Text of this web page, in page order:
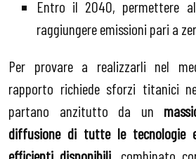
Entro il 2040, permettere
raggiungere emissioni pari a
Per provare a realizzarli nel
rapporto richiede sforzi titanici
partano anzitutto da un
diffusione di tutte le tecnologie